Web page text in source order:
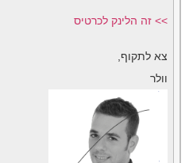
>> זה הלינק לכרטיס
צא לתקוף,
וולר